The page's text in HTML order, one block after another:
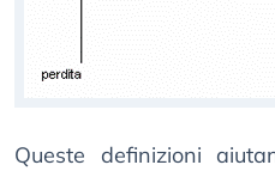
Queste definizioni